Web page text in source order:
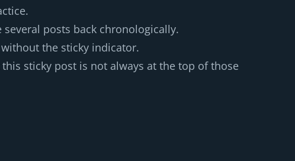
posts back chronologically.
the sticky indicator.
sticky post is not always at the top of those